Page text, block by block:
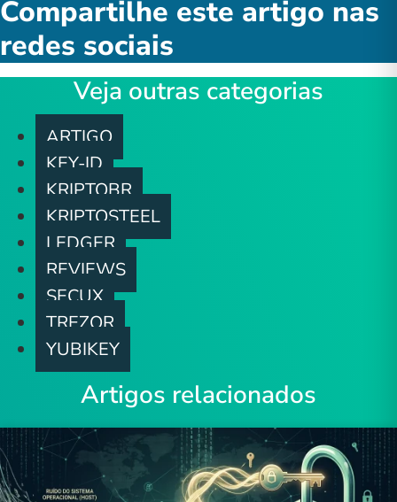
Compartilhe este artigo nas
redes sociais
Veja outras categorias
ARTIGO
KEY-ID
KRIPTOBR
KRIPTOSTEEL
LEDGER
REVIEWS
SECUX
TREZOR
YUBIKEY
Artigos relacionados